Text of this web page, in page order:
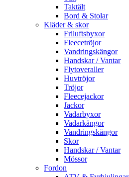
Taktält
Bord & Stolar
Kläder & skor
Friluftsbyxor
Fleecetröjor
Vandringskängor
Handskar / Vantar
Flytoveraller
Huvtröjor
Tröjor
Fleecejackor
Jackor
Vadarbyxor
Vadarkängor
Vandringskängor
Skor
Handskar / Vantar
Mössor
Fordon